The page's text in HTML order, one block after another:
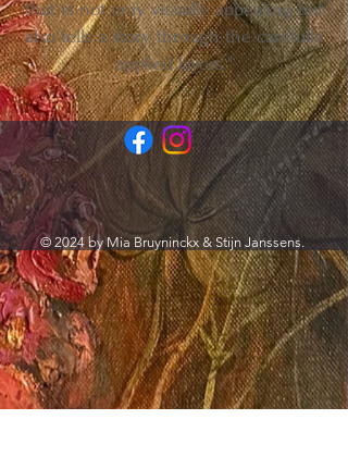
that is not only visually appealing but
also tells a story through the carefully
applied layers."
© 2024 by Mia Bruyninckx & Stijn Janssens.